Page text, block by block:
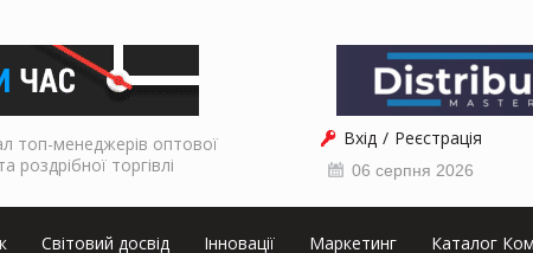
топ-менеджерів оптової
роздрібної торгівлі
Вхід Реєстрація
06 серпня 2026
Світовий досвід Інновації Маркетинг Каталог